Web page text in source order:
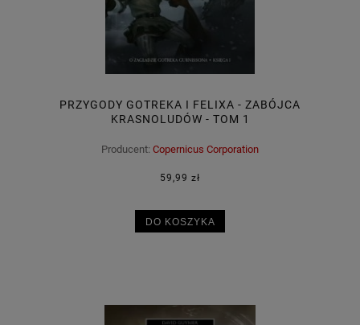
PRZYGODY GOTREKA I FELIXA - ZABÓJCA
KRASNOLUDÓW - TOM 1
Producent: Copernicus Corporation
59,99 zł
DO KOSZYKA